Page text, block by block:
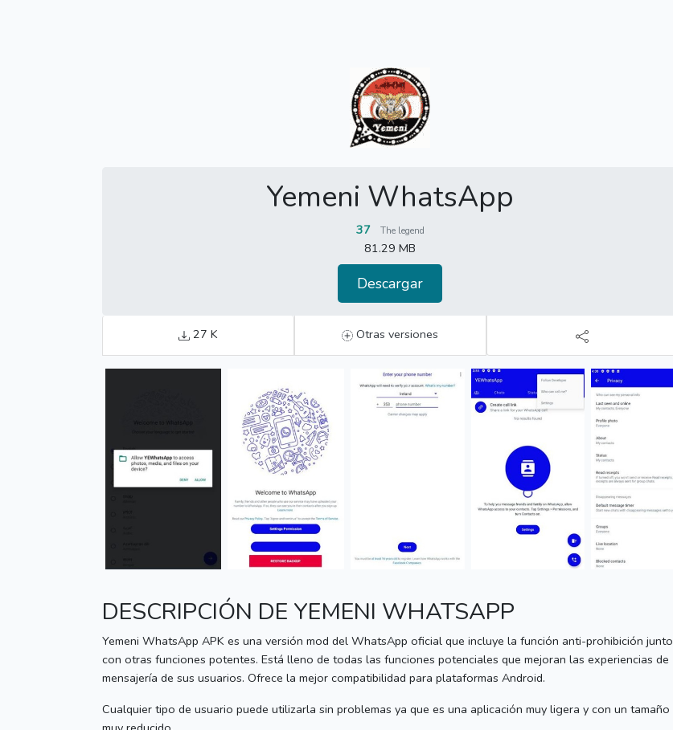
Yemeni WhatsApp
37 The legend
81.29 MB
Descargar
27 K Otras versiones
DESCRIPCIÓN DE YEMENI WHATSAPP
Yemeni WhatsApp APK es una versión mod del WhatsApp oficial que incluye la función anti-prohibición junto
con otras funciones potentes. Está lleno de todas las funciones potenciales que mejoran las experiencias de
mensajería de sus usuarios. Ofrece la mejor compatibilidad para plataformas Android.
Cualquier tipo de usuario puede utilizarla sin problemas ya que es una aplicación muy ligera y con un tamaño